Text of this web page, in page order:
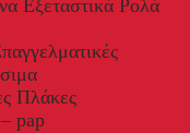
Εξεταστικά Ρολά
Πλάκες
pap